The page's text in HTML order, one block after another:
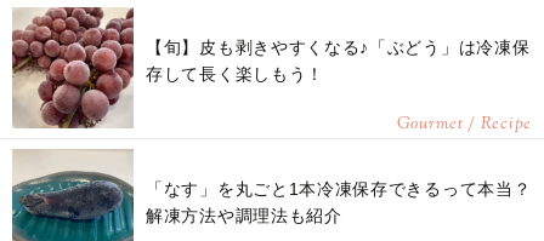
【旬】皮も剥きやすくなる♪「ぶどう」は冷凍保
存して長く楽しもう！
Gourmet / Recipe
「なす」を丸ごと1本冷凍保存できるって本当？
解凍方法や調理法も紹介